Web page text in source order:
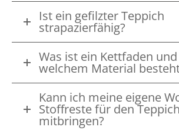
Ist ein gefilzter Teppich
strapazierfähig?
Was ist ein Kettfaden
welchem Material
Kann ich meine eigene
Stoffreste für den Teppich
mitbringen?